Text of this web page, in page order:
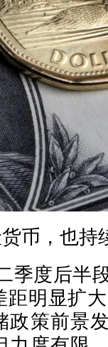
币，也持
季度后半
距明显扩
政策前景